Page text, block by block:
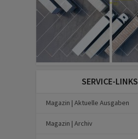
SERVICE-LINKS
Magazin | Aktuelle Ausgaben
Magazin | Archiv